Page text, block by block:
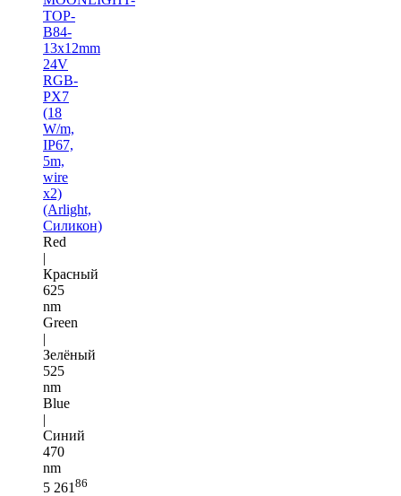
TOP-
B84-
13x12mm
24V
RGB-
PX7
(18
W/m,
IP67,
5m,
wire
x2)
(Arlight,
Силикон)
Red
|
Красный
625
nm
Green
|
Зелёный
525
nm
Blue
|
Синий
470
nm
5 261 86